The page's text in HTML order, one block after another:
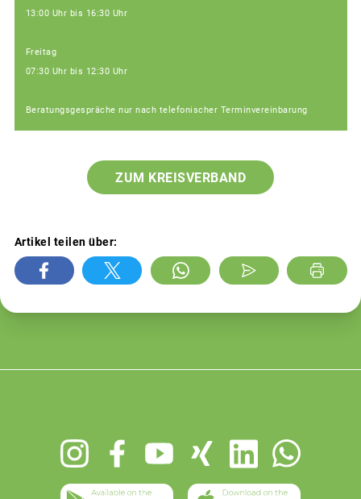
13:00 Uhr bis 16:30 Uhr
Freitag
07:30 Uhr bis 12:30 Uhr
Beratungsgespräche nur nach telefonischer Terminvereinbarung
ZUM KREISVERBAND
Artikel teilen über: